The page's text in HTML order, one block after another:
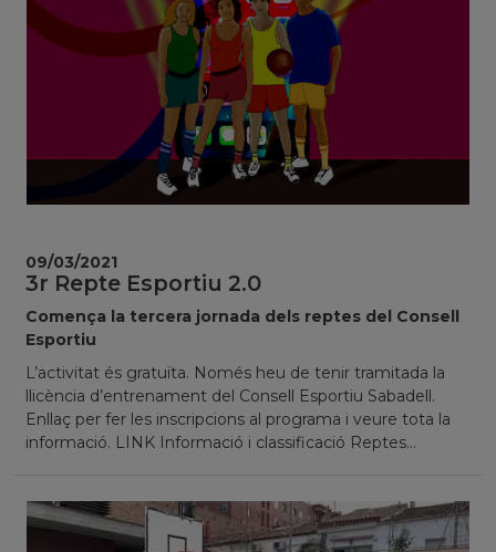
3r Repte Esportiu 2.0
Comença la tercera jornada dels reptes del Consell
Esportiu
L’activitat és gratuïta. Només heu de tenir tramitada la
llicència d’entrenament del Consell Esportiu Sabadell.
Enllaç per fer les inscripcions al programa i veure tota la
informació. LINK Informació i classificació Reptes...
09/03/2021